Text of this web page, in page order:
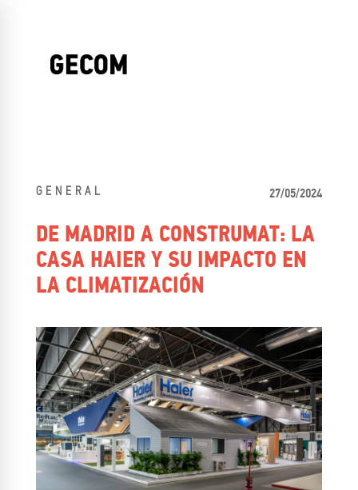
GENERAL 27/05/2024
DE MADRID A CONSTRUMAT: LA
CASA HAIER Y SU IMPACTO EN
LA CLIMATIZACIÓN